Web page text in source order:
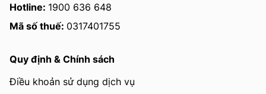
Hotline: 1900 636 648
Mã số thuế: 0317401755
Quy định & Chính sách
Điều khoản sử dụng dịch vụ